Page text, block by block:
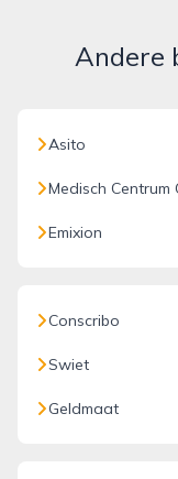
Andere
Asito
Medisch Centrum
Emixion
Conscribo
Swiet
Geldmaat